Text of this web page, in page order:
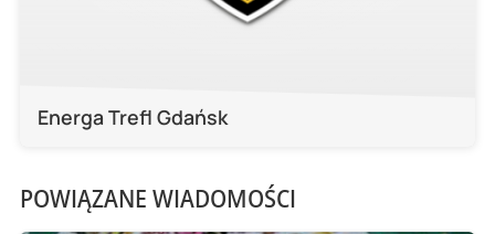
Energa Trefl Gdańsk
POWIĄZANE WIADOMOŚCI